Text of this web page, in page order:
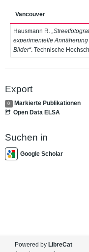
Vancouver
Hausmann R.
experimentelle
Bilder“. Technische
Export
0
Markierte Publikationen
Open Data ELSA
Suchen in
Google Scholar
Powered by LibreCat